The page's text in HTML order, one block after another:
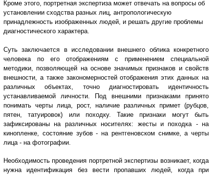
Кроме этого, портретная экспертиза может отвечать на вопросы об
установлении сходства разных лиц, антропологическую
принадлежность изображенных людей, и решать другие проблемы
диагностического характера.
Суть заключается в исследовании внешнего облика конкретного
человека по его отображениям с применением специальной
методики, позволяющей на основе значимых признаков и свойств
внешности, а также закономерностей отображения этих данных на
различных объектах, точно диагностировать идентичность
устанавливаемой личности. Под внешними признаками принято
понимать черты лица, рост, наличие различных примет (рубцов,
пятен, татуировок) или походку. Такие признаки могут быть
зафиксированы на различных носителях: жесты и походка - на
кинопленке, состояние зубов - на рентгеновском снимке, а черты
лица - на фотографии.
Необходимость проведения портретной экспертизы возникает, когда
нужна идентификация без вести пропавших людей, когда при